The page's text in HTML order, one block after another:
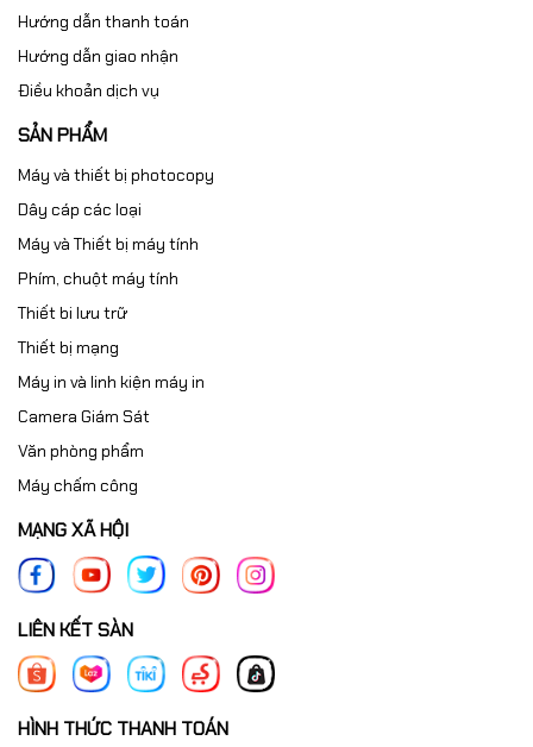
Hướng dẫn thanh toán
Hướng dẫn giao nhận
Điều khoản dịch vụ
SẢN PHẨM
Máy và thiết bị photocopy
Dây cáp các loại
Máy và Thiết bị máy tính
Phím, chuột máy tính
Thiết bi lưu trữ
Thiết bị mạng
Máy in và linh kiện máy in
Camera Giám Sát
Văn phòng phẩm
Máy chấm công
MẠNG XÃ HỘI
LIÊN KẾT SÀN
HÌNH THỨC THANH TOÁN